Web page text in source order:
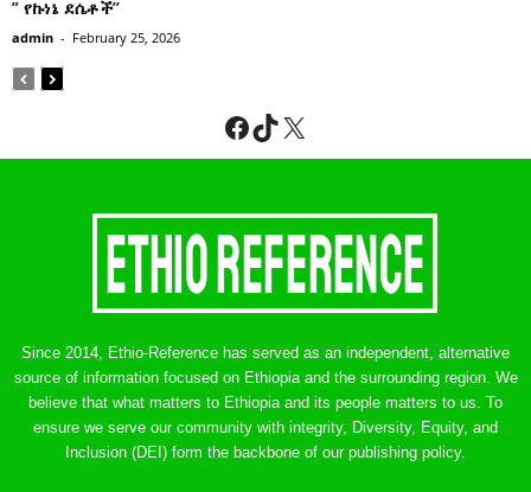
” የኩነኔ ደሴቶች’’
admin - February 25, 2026
Facebook
TikTok
X
Since 2014, Ethio-Reference has served as an independent, alternative
source of information focused on Ethiopia and the surrounding region. We
believe that what matters to Ethiopia and its people matters to us. To
ensure we serve our community with integrity, Diversity, Equity, and
Inclusion (DEI) form the backbone of our publishing policy.